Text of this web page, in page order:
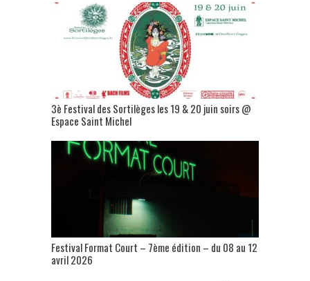
3è Festival des Sortilèges les 19 & 20 juin soirs @
Espace Saint Michel
Festival Format Court – 7ème édition – du 08 au 12
avril 2026